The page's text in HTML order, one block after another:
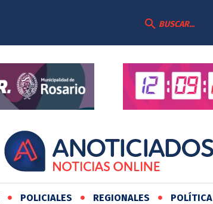
BUSCAR...
POLICIALES REGIONALES POLÍTICA